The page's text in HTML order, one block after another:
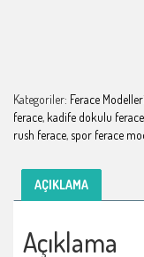
Kategoriler: Ferace Modelleri
ferace, kadife dokulu ferace
rush ferace, spor ferace
AÇIKLAMA
Açıklama